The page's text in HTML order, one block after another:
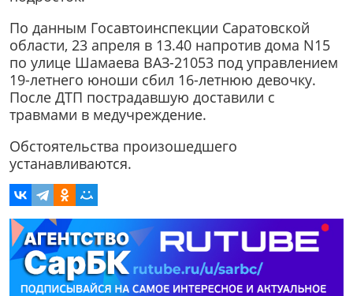
По данным Госавтоинспекции Саратовской
области, 23 апреля в 13.40 напротив дома N15
по улице Шамаева ВАЗ-21053 под управлением
19-летнего юноши сбил 16-летнюю девочку.
После ДТП пострадавшую доставили с
травмами в медучреждение.
Обстоятельства произошедшего
устанавливаются.